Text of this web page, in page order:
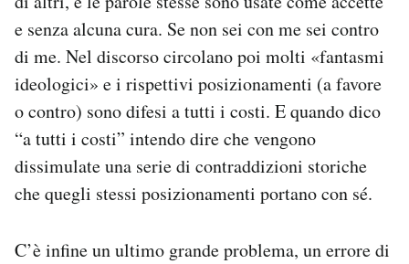
e senza alcuna cura. Se non sei con me sei contro
di me. Nel discorso circolano poi molti «fantasmi
ideologici» e i rispettivi posizionamenti (a favore
o contro) sono difesi a tutti i costi. E quando dico
“a tutti i costi” intendo dire che vengono
dissimulate una serie di contraddizioni storiche
che quegli stessi posizionamenti portano con sé.
C’è infine un ultimo grande problema, un errore di